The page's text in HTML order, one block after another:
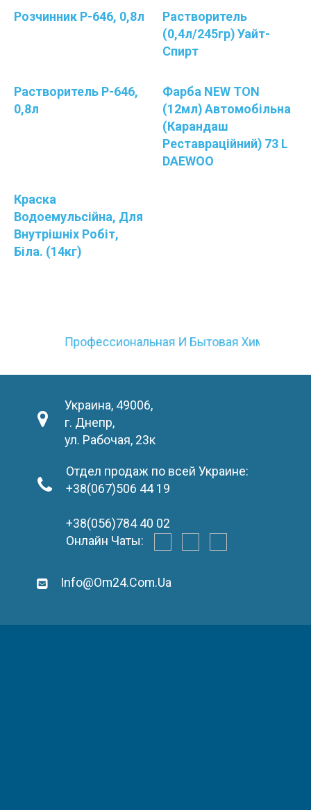
Розчинник Р-646, 0,8л
Растворитель
(0,4л/245гр) Уайт-
Спирт
Растворитель Р-646,
0,8л
Фарба NEW TON
(12мл) Автомобільна
(карандаш
Реставраційний) 73 L
DAEWOO
Краска
Водоемульсійна, Для
Внутрішніх Робіт,
Біла. (14кг)
Профессиональная И Бытовая Химия
Украина, 49006,
г. Днепр,
ул. Рабочая, 23к
Отдел продаж по всей Украине:
+38(067)506 44 19
+38(056)784 40 02
Онлайн Чаты:
Info@om24.com.ua